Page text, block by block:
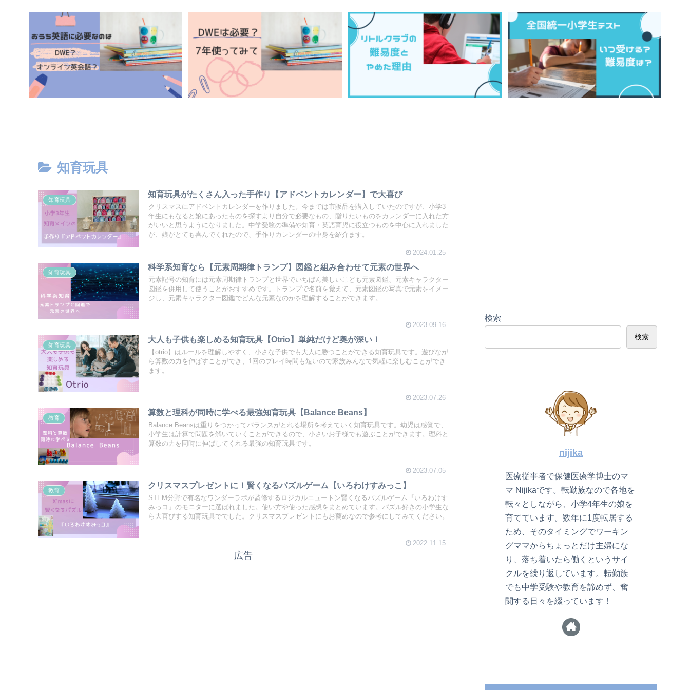
知育玩具
知育玩具
知育玩具がたくさん入った手作り【アドベントカレンダー】で大喜び
クリスマスにアドベントカレンダーを作りました。今までは市販品を購入していたのですが、小学3
年生にもなると娘にあったものを探すより自分で必要なもの、贈りたいものをカレンダーに入れた方
がいいと思うようになりました。中学受験の準備や知育・英語育児に役立つものを中心に入れました
が、娘がとても喜んでくれたので、手作りカレンダーの中身を紹介ます。
2024.01.25
知育玩具
科学系知育なら【元素周期律トランプ】図鑑と組み合わせて元素の世界へ
元素記号の知育には元素周期律トランプと世界でいちばん美しいこども元素図鑑、元素キャラクター
図鑑を併用して使うことがおすすめです。トランプで名前を覚えて、元素図鑑の写真で元素をイメー
ジし、元素キャラクター図鑑でどんな元素なのかを理解することができます。
2023.09.16
知育玩具
大人も子供も楽しめる知育玩具【Otrio】単純だけど奥が深い！
【otrio】はルールを理解しやすく、小さな子供でも大人に勝つことができる知育玩具です。遊びなが
ら算数の力を伸ばすことができ、1回のプレイ時間も短いので家族みんなで気軽に楽しむことができ
ます。
2023.07.26
教育
算数と理科が同時に学べる最強知育玩具【Balance Beans】
Balance Beansは重りをつかってバランスがとれる場所を考えていく知育玩具です。幼児は感覚で、
小学生は計算で問題を解いていくことができるので、小さいお子様でも遊ぶことができます。理科と
算数の力を同時に伸ばしてくれる最強の知育玩具です。
2023.07.05
教育
クリスマスプレゼントに！賢くなるパズルゲーム【いろわけすみっこ】
STEM分野で有名なワンダーラボが監修するロジカルニュートン賢くなるパズルゲーム『いろわけす
みっコ』のモニターに選ばれました。使い方や使った感想をまとめています。パズル好きの小学生な
ら大喜びする知育玩具ででした。クリスマスプレゼントにもお薦めなので参考にしてみてください。
2022.11.15
広告
検索
検索
nijika
医療従事者で保健医療学博士のマ
マ Nijikaです。転勤族なので各地を
転々としながら、小学4年生の娘を
育てています。数年に1度転居する
ため、そのタイミングでワーキン
グママからちょっとだけ主婦にな
り、落ち着いたら働くというサイ
クルを繰り返しています。転勤族
でも中学受験や教育を諦めず、奮
闘する日々を綴っています！